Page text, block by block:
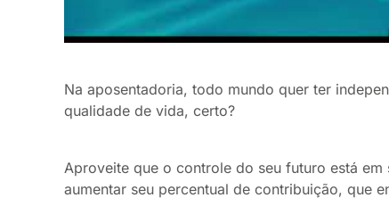
Na aposentadoria, todo mundo quer ter
qualidade de vida, certo?
Aproveite que o controle do seu futuro está
aumentar seu percentual de contribuição, que